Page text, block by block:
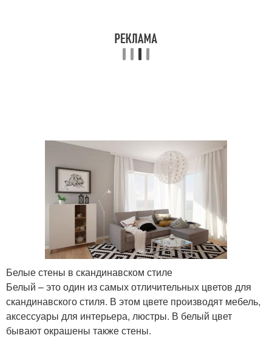
Белые стены в скандинавском стиле
Белый – это один из самых отличительных цветов для
скандинавского стиля. В этом цвете производят мебель,
аксессуары для интерьера, люстры. В белый цвет
бывают окрашены также стены.